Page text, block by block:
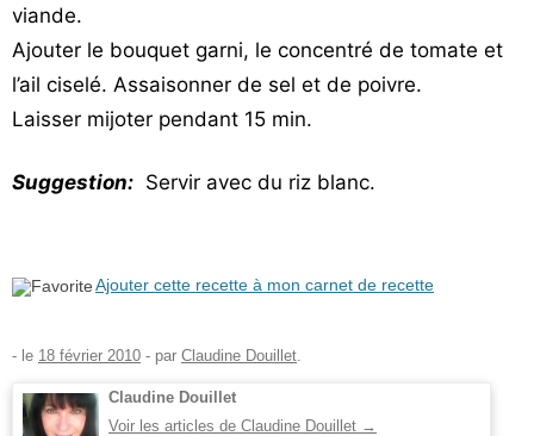
viande.
Ajouter le bouquet garni, le concentré de tomate et
l’ail ciselé. Assaisonner de sel et de poivre.
Laisser mijoter pendant 15 min.
Suggestion: Servir avec du riz blanc.
Ajouter cette recette à mon carnet de recette
- le 18 février 2010 - par Claudine Douillet
Claudine Douillet
Voir les articles de Claudine Douillet →